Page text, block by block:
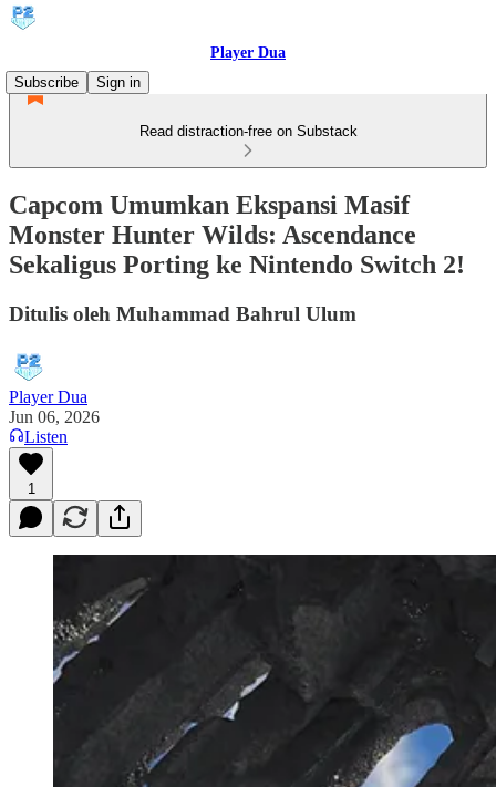
Player Dua
Subscribe
Sign in
Read distraction-free on Substack
Capcom Umumkan Ekspansi Masif
Monster Hunter Wilds: Ascendance
Sekaligus Porting ke Nintendo Switch 2!
Ditulis oleh Muhammad Bahrul Ulum
Player Dua
Jun 06, 2026
Listen
1